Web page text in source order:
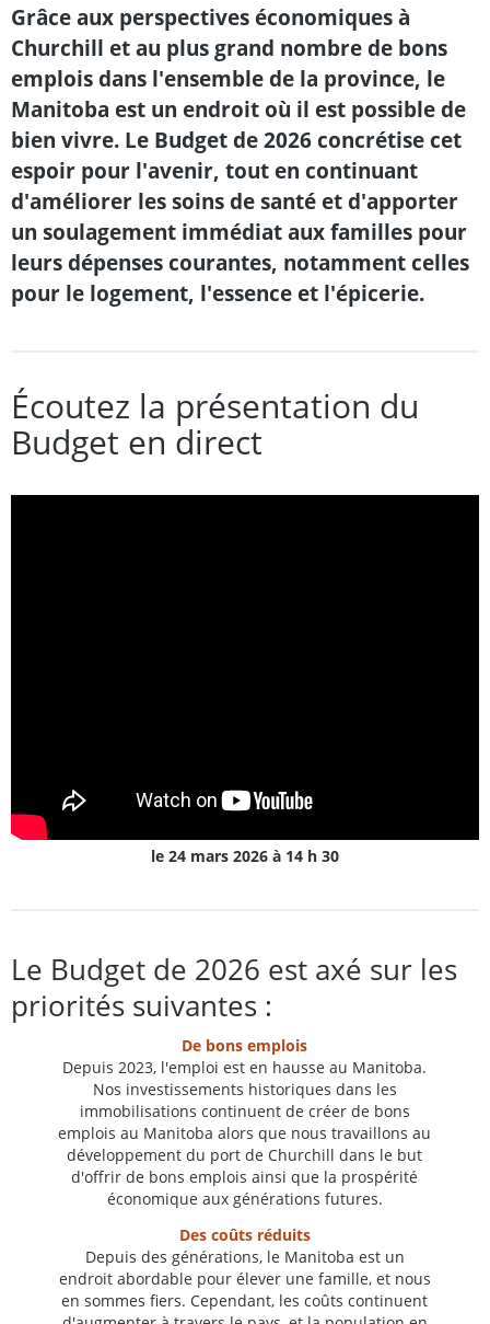
Grâce aux perspectives économiques à
Churchill et au plus grand nombre de bons
emplois dans l'ensemble de la province, le
Manitoba est un endroit où il est possible de
bien vivre. Le Budget de 2026 concrétise cet
espoir pour l'avenir, tout en continuant
d'améliorer les soins de santé et d'apporter
un soulagement immédiat aux familles pour
leurs dépenses courantes, notamment celles
pour le logement, l'essence et l'épicerie.
Écoutez la présentation du
Budget en direct
le 24 mars 2026 à 14 h 30
Le Budget de 2026 est axé sur les
priorités suivantes :
De bons emplois
Depuis 2023, l'emploi est en hausse au Manitoba.
Nos investissements historiques dans les
immobilisations continuent de créer de bons
emplois au Manitoba alors que nous travaillons au
développement du port de Churchill dans le but
d'offrir de bons emplois ainsi que la prospérité
économique aux générations futures.
Des coûts réduits
Depuis des générations, le Manitoba est un
endroit abordable pour élever une famille, et nous
en sommes fiers. Cependant, les coûts continuent